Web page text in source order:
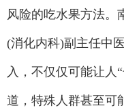
风险的吃水果方法。
(消化内科)副主任中
入，不仅仅可能让人
道，特殊人群甚至可